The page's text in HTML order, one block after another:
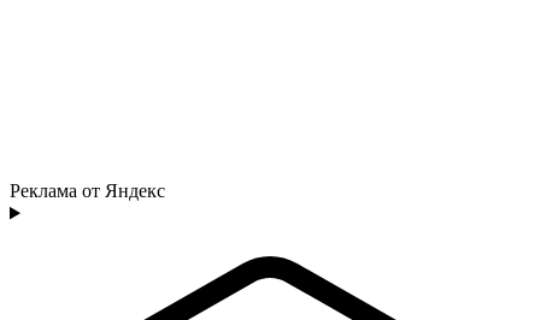
Реклама от Яндекс